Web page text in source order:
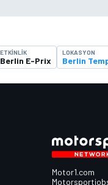
ETKINLIK
Berlin E-Prix
LOKASYON
Berlin
Motor1.com